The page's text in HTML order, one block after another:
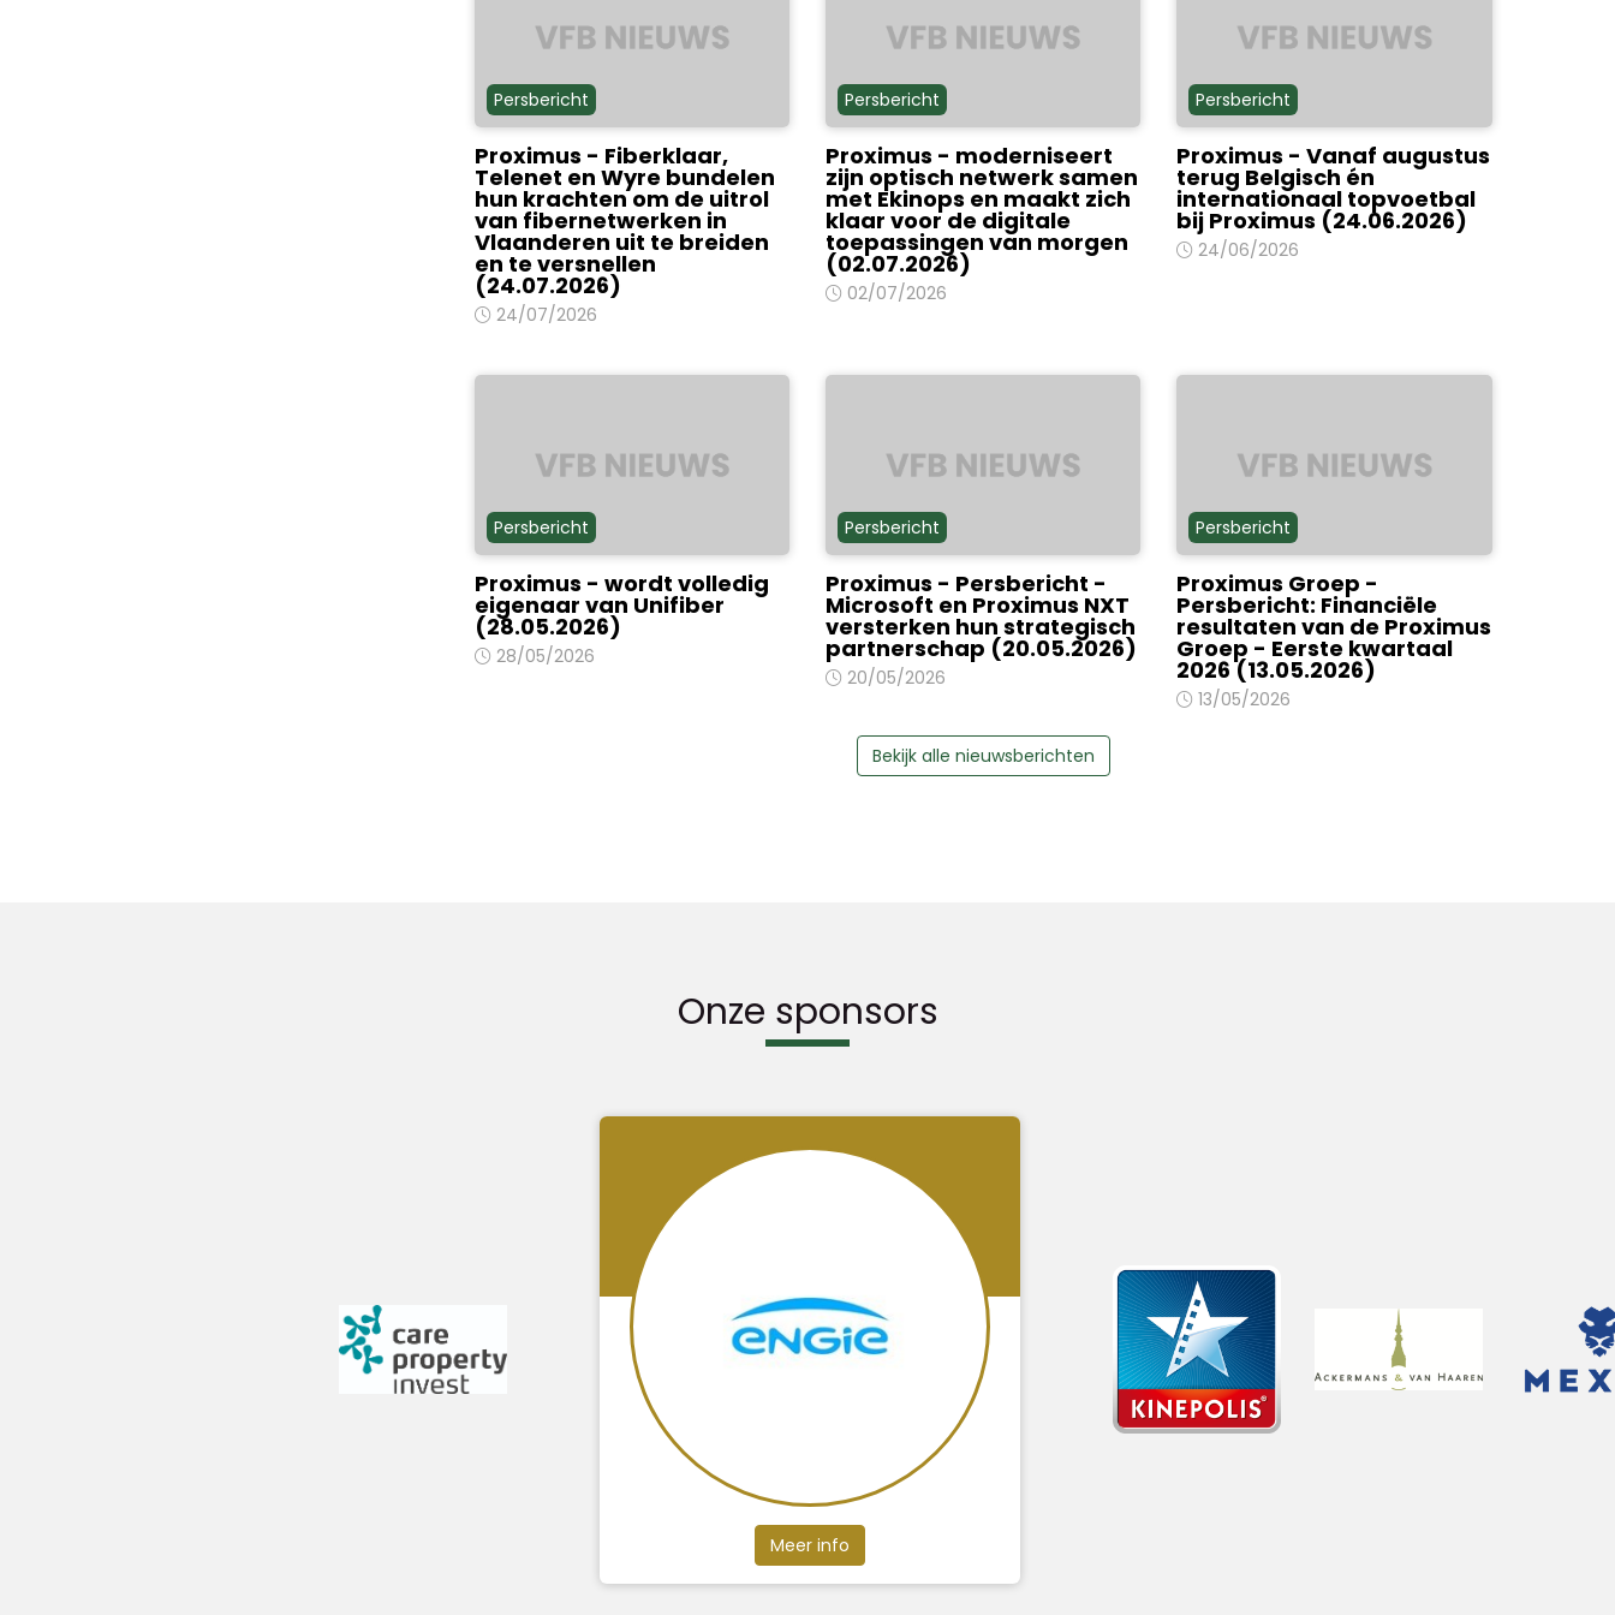
Persbericht
Proximus - Fiberklaar,
Telenet en Wyre bundelen
hun krachten om de uitrol
van fibernetwerken in
Vlaanderen uit te breiden
en te versnellen
(24.07.2026)
24/07/2026
Persbericht
Proximus - moderniseert
zijn optisch netwerk samen
met Ekinops en maakt zich
klaar voor de digitale
toepassingen van morgen
(02.07.2026)
02/07/2026
Persbericht
Proximus - Vanaf augustus
terug Belgisch én
internationaal topvoetbal
bij Proximus (24.06.2026)
24/06/2026
Persbericht
Proximus - wordt volledig
eigenaar van Unifiber
(28.05.2026)
28/05/2026
Persbericht
Proximus - Persbericht -
Microsoft en Proximus NXT
versterken hun strategisch
partnerschap (20.05.2026)
20/05/2026
Persbericht
Proximus Groep -
Persbericht: Financiële
resultaten van de Proximus
Groep - Eerste kwartaal
2026 (13.05.2026)
13/05/2026
Bekijk alle nieuwsberichten
Onze sponsors
Meer info